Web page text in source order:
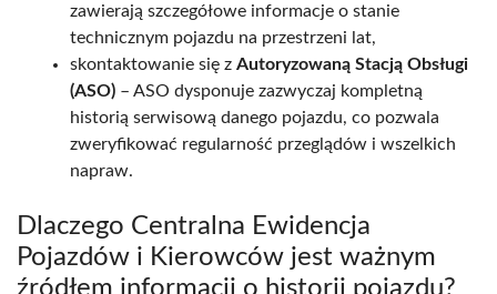
zawierają szczegółowe informacje o stanie
technicznym pojazdu na przestrzeni lat,
skontaktowanie się z Autoryzowaną Stacją Obsługi
(ASO) – ASO dysponuje zazwyczaj kompletną
historią serwisową danego pojazdu, co pozwala
zweryfikować regularność przeglądów i wszelkich
napraw.
Dlaczego Centralna Ewidencja
Pojazdów i Kierowców jest ważnym
źródłem informacji o historii pojazdu?